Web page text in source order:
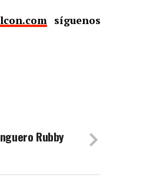
síguenos
Rubby